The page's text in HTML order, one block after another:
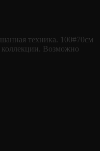
техника. 100#70см
коллекции. Возможно